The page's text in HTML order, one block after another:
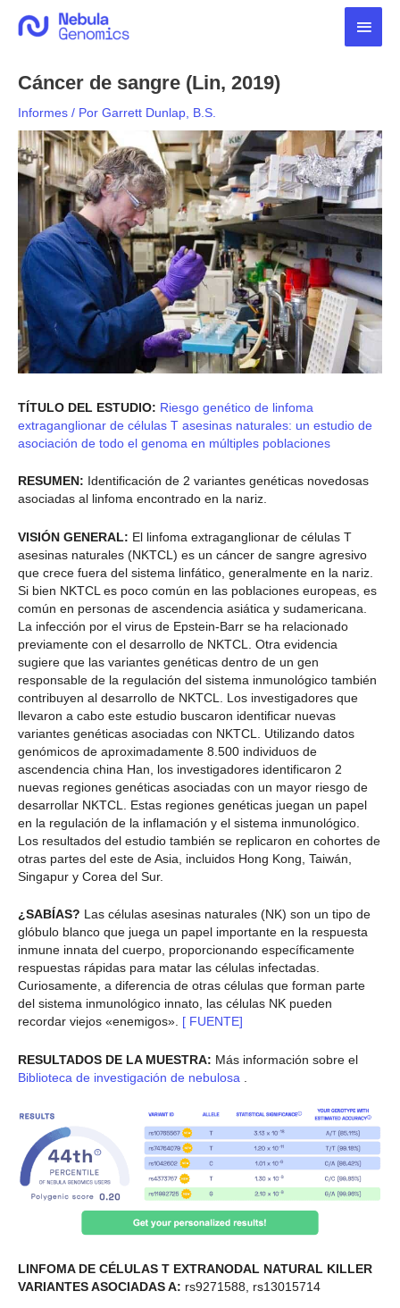
Cáncer de sangre (Lin, 2019)
Informes / Por Garrett Dunlap, B.S.
TÍTULO DEL ESTUDIO: Riesgo genético de linfoma
extraganglionar de células T asesinas naturales: un estudio de
asociación de todo el genoma en múltiples poblaciones
RESUMEN: Identificación de 2 variantes genéticas novedosas
asociadas al linfoma encontrado en la nariz.
VISIÓN GENERAL: El linfoma extraganglionar de células T
asesinas naturales (NKTCL) es un cáncer de sangre agresivo
que crece fuera del sistema linfático, generalmente en la nariz.
Si bien NKTCL es poco común en las poblaciones europeas, es
común en personas de ascendencia asiática y sudamericana.
La infección por el virus de Epstein-Barr se ha relacionado
previamente con el desarrollo de NKTCL. Otra evidencia
sugiere que las variantes genéticas dentro de un gen
responsable de la regulación del sistema inmunológico también
contribuyen al desarrollo de NKTCL. Los investigadores que
llevaron a cabo este estudio buscaron identificar nuevas
variantes genéticas asociadas con NKTCL. Utilizando datos
genómicos de aproximadamente 8.500 individuos de
ascendencia china Han, los investigadores identificaron 2
nuevas regiones genéticas asociadas con un mayor riesgo de
desarrollar NKTCL. Estas regiones genéticas juegan un papel
en la regulación de la inflamación y el sistema inmunológico.
Los resultados del estudio también se replicaron en cohortes de
otras partes del este de Asia, incluidos Hong Kong, Taiwán,
Singapur y Corea del Sur.
¿SABÍAS? Las células asesinas naturales (NK) son un tipo de
glóbulo blanco que juega un papel importante en la respuesta
inmune innata del cuerpo, proporcionando específicamente
respuestas rápidas para matar las células infectadas.
Curiosamente, a diferencia de otras células que forman parte
del sistema inmunológico innato, las células NK pueden
recordar viejos «enemigos». [ FUENTE]
RESULTADOS DE LA MUESTRA: Más información sobre el
Biblioteca de investigación de nebulosa
LINFOMA DE CÉLULAS T EXTRANODAL NATURAL KILLER
VARIANTES ASOCIADAS A: rs9271588, rs13015714